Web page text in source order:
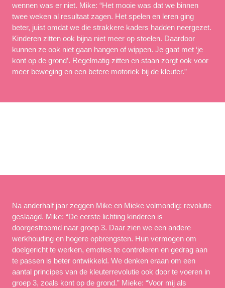
wennen was er niet. Mike: “Het mooie was dat we binnen
twee weken al resultaat zagen. Het spelen en leren ging
beter, juist omdat we die strakkere kaders hadden neergezet.
Kinderen zitten ook bijna niet meer op stoelen. Daardoor
kunnen ze ook niet gaan hangen of wippen. Je gaat met ‘je
kont op de grond’. Regelmatig zitten en staan zorgt ook voor
meer beweging en een betere motoriek bij de kleuter.”
Na anderhalf jaar zeggen Mike en Mieke volmondig: revolutie
geslaagd. Mike: “De eerste lichting kinderen is
doorgestroomd naar groep 3. Daar zien we een andere
werkhouding en hogere opbrengsten. Hun vermogen om
doelgericht te werken, emoties te controleren en gedrag aan
te passen is beter ontwikkeld. We denken eraan om een
aantal principes van de kleuterrevolutie ook door te voeren in
groep 3, zoals kont op de grond.” Mieke: “Voor mij als